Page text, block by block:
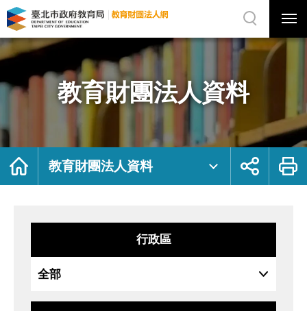
教
育
團
資
料
府
局
法
網
站
選
選
單
關
網
站
尋
教育財團法人資料
首
教育財團法人資料
展
鈕
列
行政區